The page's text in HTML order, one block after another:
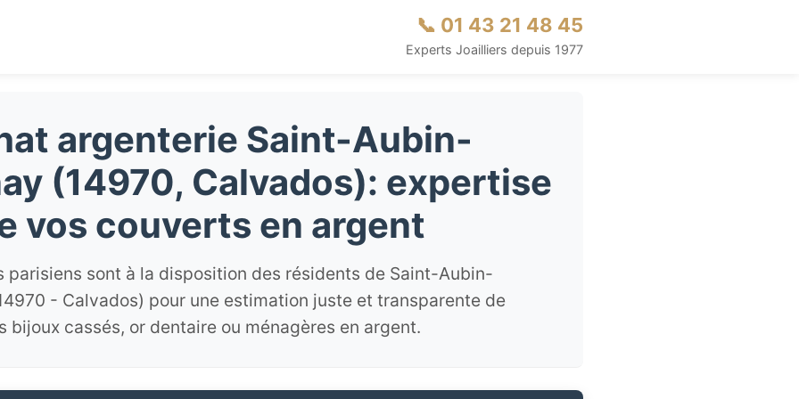
📞 01 43 21 48 45
Experts Joailliers depuis 1977
argenterie Saint-Aubin-
(14970, Calvados): expertise
vos couverts en argent
parisiens sont à la disposition des résidents de Saint-Aubin-
- Calvados) pour une estimation juste et transparente de
bijoux cassés, or dentaire ou ménagères en argent.